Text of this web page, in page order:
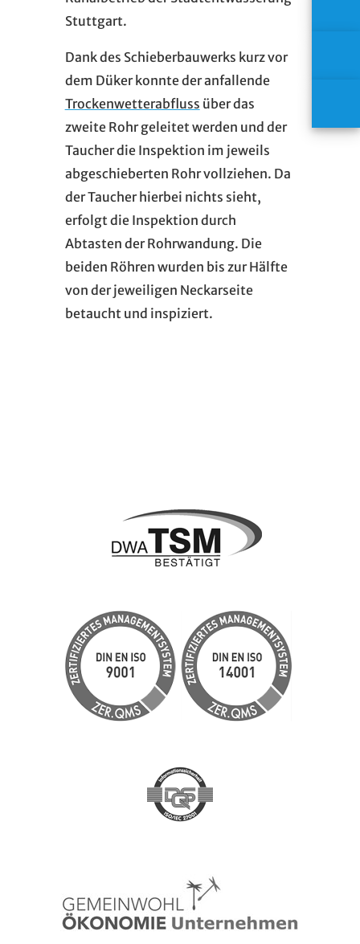
Stuttgart.
Dank des Schieberbauwerks kurz vor
dem Düker konnte der anfallende
Trockenwetterabfluss über das
zweite Rohr geleitet werden und der
Taucher die Inspektion im jeweils
abgeschieberten Rohr vollziehen. Da
der Taucher hierbei nichts sieht,
erfolgt die Inspektion durch
Abtasten der Rohrwandung. Die
beiden Röhren wurden bis zur Hälfte
von der jeweiligen Neckarseite
betaucht und inspiziert.